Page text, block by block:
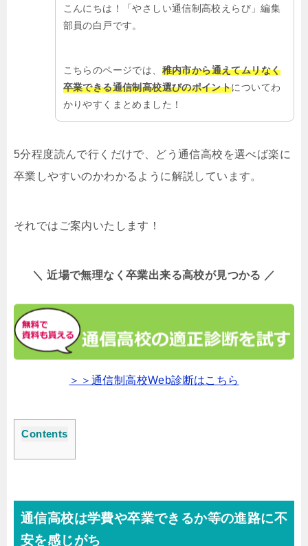
こんにちは！「やさしい通信制高校えらび」編集
部員の白戸です。
こちらのページでは、 稚内市から通えてムリなく
卒業できる通信制高校選びのポイントについてわ
かりやすくまとめました！
5分程度読んで行くだけで、どう通信高校を選べば楽に
卒業しやすいのかわかるように解説しています。
それではご案内いたします！
＼ 近場で無理なく卒業出来る高校が見つかる ／
＞＞通信制高校Web診断はこちら
Contents
通信高校は学費や卒業できるか等の進路に不
安を感じがち